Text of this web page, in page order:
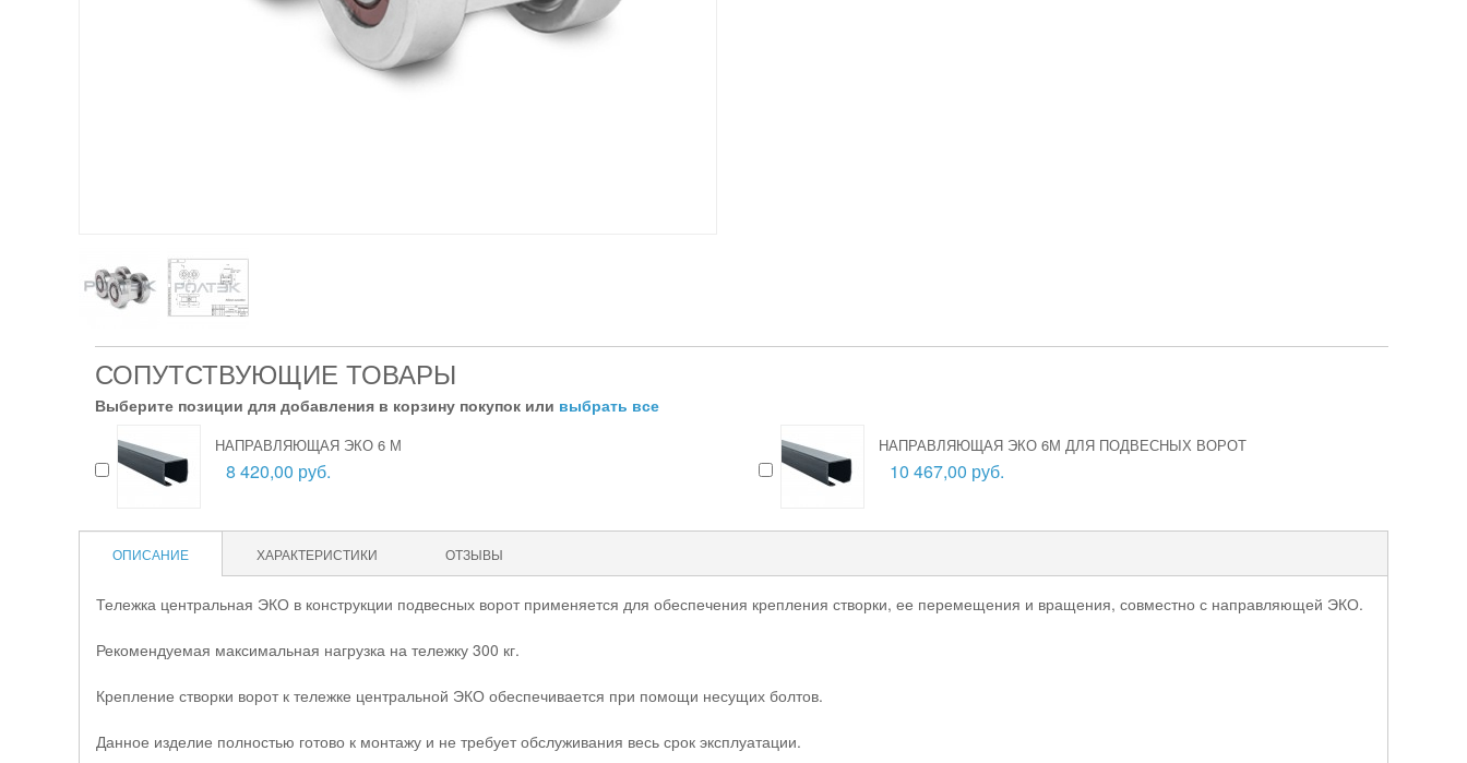
СОПУТСТВУЮЩИЕ ТОВАРЫ
Выберите позиции для добавления в корзину покупок или выбрать все
НАПРАВЛЯЮЩАЯ ЭКО 6 М
8 420,00 руб.
НАПРАВЛЯЮЩАЯ ЭКО 6М ДЛЯ ПОДВЕСНЫХ ВОРОТ
10 467,00 руб.
ОПИСАНИЕ ХАРАКТЕРИСТИКИ ОТЗЫВЫ
Тележка центральная ЭКО в конструкции подвесных ворот применяется для обеспечения крепления створки, ее перемещения и вращения, совместно с направляющей ЭКО.
Рекомендуемая максимальная нагрузка на тележку 300 кг.
Крепление створки ворот к тележке центральной ЭКО обеспечивается при помощи несущих болтов.
Данное изделие полностью готово к монтажу и не требует обслуживания весь срок эксплуатации.